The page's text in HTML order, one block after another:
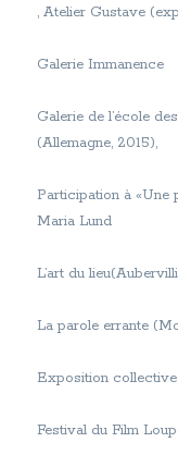
, Atelier Gustave
Galerie Immanence
Galerie de l’école
(Allemagne, 2015),
Participation à «Une
Maria Lund
L’art du
La parole errante
Exposition collective
Festival du Film